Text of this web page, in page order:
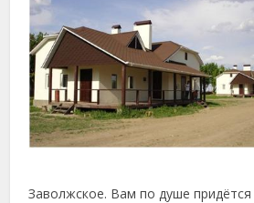
Заволжское. Вам по душе